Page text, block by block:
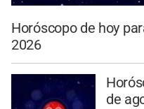
Horóscopo de hoy
2026
de